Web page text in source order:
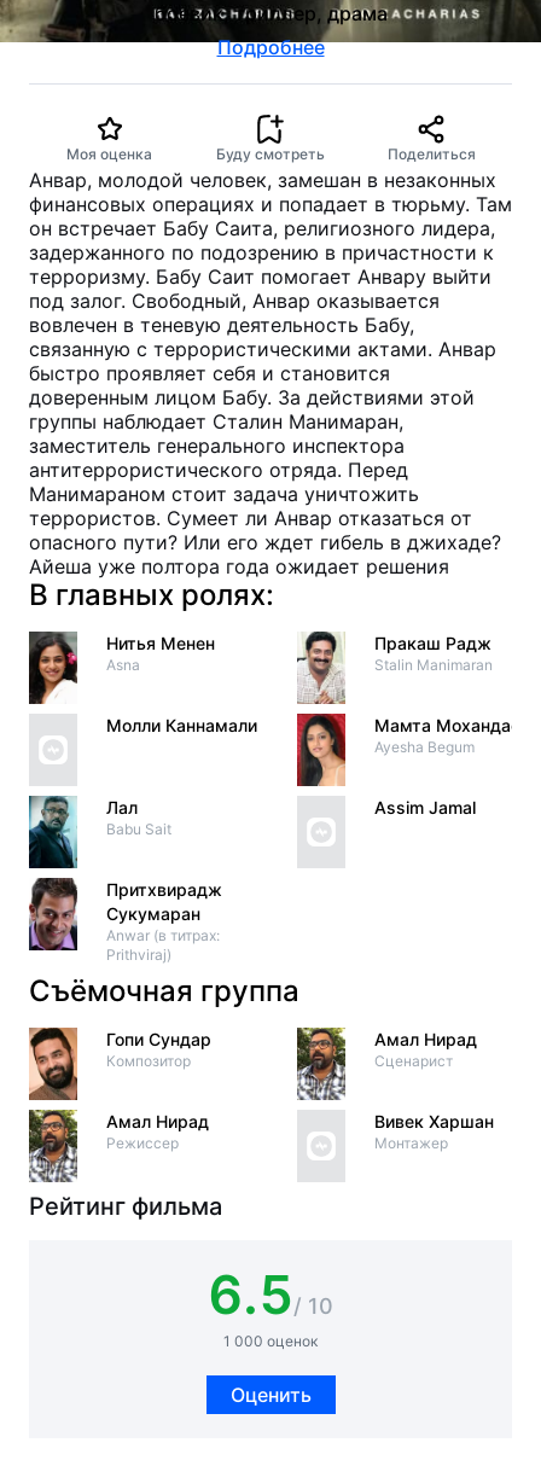
боевик, триллер, драма
Подробнее
Моя оценка Буду смотреть Поделиться
Анвар, молодой человек, замешан в незаконных
финансовых операциях и попадает в тюрьму. Там
он встречает Бабу Саита, религиозного лидера,
задержанного по подозрению в причастности к
терроризму. Бабу Саит помогает Анвару выйти
под залог. Свободный, Анвар оказывается
вовлечен в теневую деятельность Бабу,
связанную с террористическими актами. Анвар
быстро проявляет себя и становится
доверенным лицом Бабу. За действиями этой
группы наблюдает Сталин Манимаран,
заместитель генерального инспектора
антитеррористического отряда. Перед
Манимараном стоит задача уничтожить
террористов. Сумеет ли Анвар отказаться от
опасного пути? Или его ждет гибель в джихаде?
Айеша уже полтора года ожидает решения
В главных ролях:
Нитья Менен
Asna
Молли Каннамали
Лал
Babu Sait
Притхвирадж
Сукумаран
Anwar (в титрах:
Prithviraj)
Пракаш Радж
Stalin Manimaran
Мамта Мохандас
Ayesha Begum
Assim Jamal
Съёмочная группа
Гопи Сундар
Композитор
Амал Нирад
Режиссер
Амал Нирад
Сценарист
Вивек Харшан
Монтажер
Рейтинг фильма
6.5/ 10
1 000 оценок
Оценить